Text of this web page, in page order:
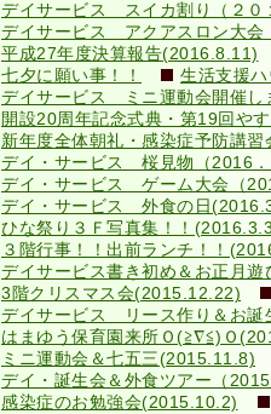
デイサービス スイカ割り（２０
デイサービス アクアスロン大
平成27年度決算報告(2016.8.11)
七夕に願い事！！
生活支援
デイサービス ミニ運動会開催し
開設20周年記念式典・第19回や
新年度全体朝礼・感染症予防講
デイ・サービス 桜見物（2016．
デイ・サービス ゲーム大会（
デイ・サービス 外食の日
ひな祭り３Ｆ写真集！！
３階行事！！出前ランチ！！
デイサービス書き初め＆お正月
3階クリスマス会(2015.12.22)
デイサービス リース作り＆お誕
はまゆう保育園来所Ｏ(≧∇≦)Ｏ
ミニ運動会＆七五三(2015.11.8)
デイ・誕生会＆外食ツアー（
感染症のお勉強会(2015.10.2)